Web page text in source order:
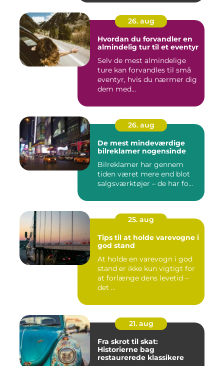
26. aug
Hvordan du forvandler en
almindelig tur til et eventyr
Selv de mest almindelige
ture kan forvandles til små
eventyr, hvis du nærmer dig
dem med...
26. aug
De mest mindeværdige
bilreklamer nogensinde
Bilreklamer har gennem
tiden været mere end blot
salgsværktøjer – de har fo...
25. aug
Tips til at holde varevogne i
god stand
At holde en varevogn i god
stand er ikke kun vigtigt for
at forlænge dens levetid –
det ...
21. aug
Fra skrot til skat:
Historierne bag
restaurerede klassikere